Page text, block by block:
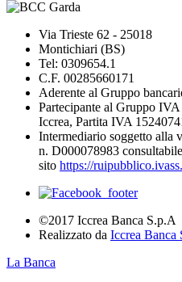
Via Trieste 62 - 25018
Montichiari (BS)
Tel: 0309654.1
C.F. 00285660171
Aderente al Gruppo
Partecipante al Gruppo
Iccrea, Partita IVA
Intermediario soggetto alla
n. D000078983
sito https://
©2017 Iccrea Banca S.p.A
Realizzato da Iccrea Banca
La Banca